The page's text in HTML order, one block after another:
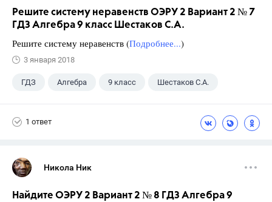
Решите систему неравенств ОЭРУ 2 Вариант 2 № 7
ГДЗ Алгебра 9 класс Шестаков С.А.
Решите систему неравенств (Подробнее...)
3 января 2018
ГДЗ Алгебра 9 класс Шестаков С.А.
1 ответ
Никола Ник
Найдите ОЭРУ 2 Вариант 2 № 8 ГДЗ Алгебра 9